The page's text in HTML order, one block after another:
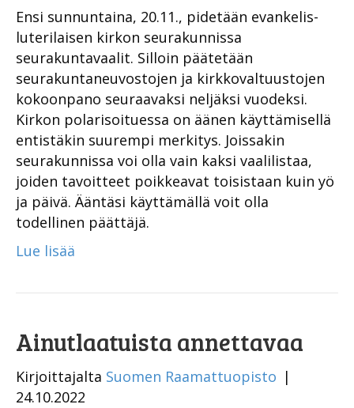
Ensi sunnuntaina, 20.11., pidetään evankelis-
luterilaisen kirkon seurakunnissa
seurakuntavaalit. Silloin päätetään
seurakuntaneuvostojen ja kirkkovaltuustojen
kokoonpano seuraavaksi neljäksi vuodeksi.
Kirkon polarisoituessa on äänen käyttämisellä
entistäkin suurempi merkitys. Joissakin
seurakunnissa voi olla vain kaksi vaalilistaa,
joiden tavoitteet poikkeavat toisistaan kuin yö
ja päivä. Ääntäsi käyttämällä voit olla
todellinen päättäjä.
Lue lisää
Ainutlaatuista annettavaa
Kirjoittajalta Suomen Raamattuopisto |
24.10.2022